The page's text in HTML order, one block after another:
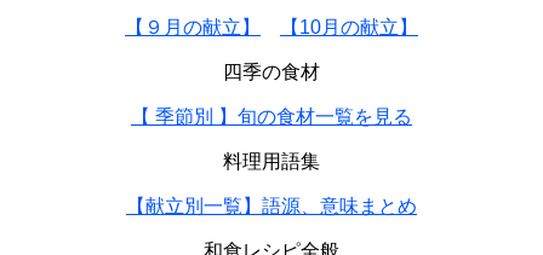
【９月の献立】 【10月の献立】
四季の食材
【 季節別 】旬の食材一覧を見る
料理用語集
【献立別一覧】語源、意味まとめ
和食レシピ全般